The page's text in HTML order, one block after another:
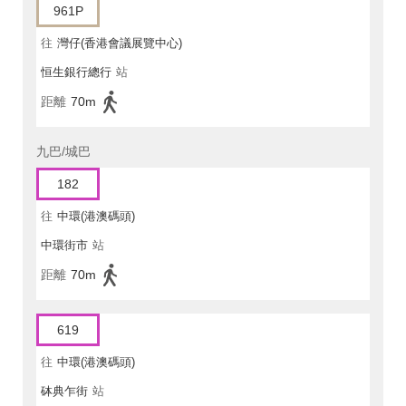
961P
往 灣仔(香港會議展覽中心)
恒生銀行總行 站
距離 70m
九巴/城巴
182
往 中環(港澳碼頭)
中環街市 站
距離 70m
619
往 中環(港澳碼頭)
砵典乍街 站